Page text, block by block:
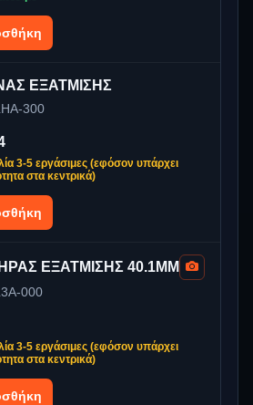
ΕΞΑΤΜΙΣΗΣ
300
3-5 εργάσιμες (εφόσον υπάρχει
στα κεντρικά)
ΕΞΑΤΜΙΣΗΣ 40.1MM
000
3-5 εργάσιμες (εφόσον υπάρχει
στα κεντρικά)